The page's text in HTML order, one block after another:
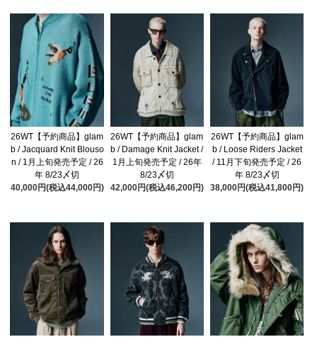
26WT【予約商品】glam
b / Jacquard Knit Blouso
n / 1月上旬発売予定 / 26
年 8/23〆切
40,000円(税込44,000円)
26WT【予約商品】glam
b / Damage Knit Jacket /
1月上旬発売予定 / 26年
8/23〆切
42,000円(税込46,200円)
26WT【予約商品】glam
b / Loose Riders Jacket
/ 11月下旬発売予定 / 26
年 8/23〆切
38,000円(税込41,800円)